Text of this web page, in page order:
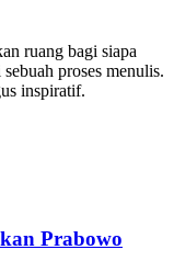
ruang bagi siapa
proses menulis.
inspiratif.
Prabowo